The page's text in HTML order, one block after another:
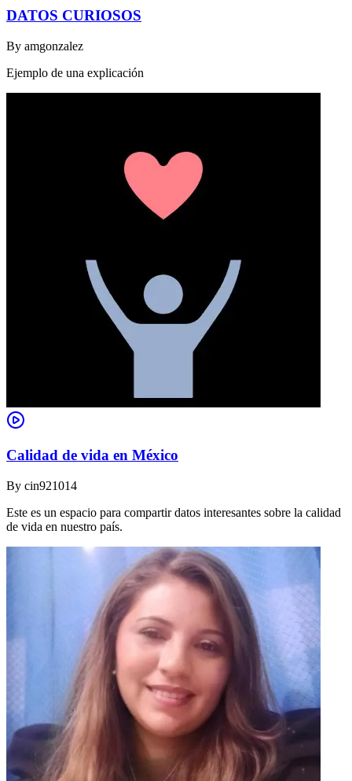
DATOS CURIOSOS
By amgonzalez
Ejemplo de una explicación
Calidad de vida en México
By cin921014
Este es un espacio para compartir datos interesantes sobre la calidad
de vida en nuestro país.